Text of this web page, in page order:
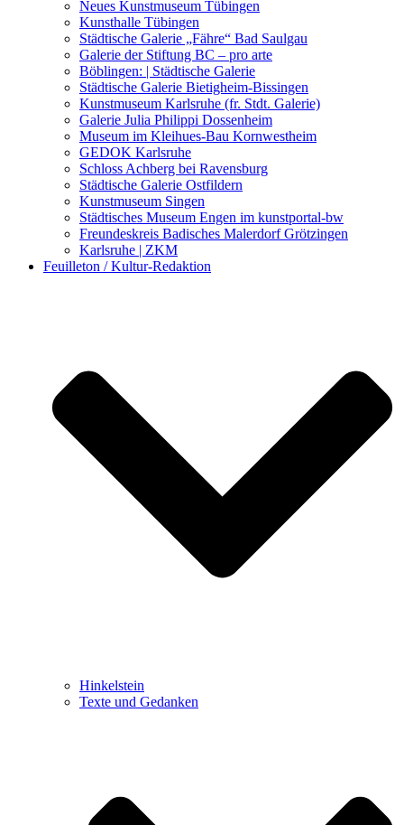
Kunstwettbewerbe, Ausschreibungen für Künstler
Neues Kunstmuseum Tübingen
Kunsthalle Tübingen
Städtische Galerie „Fähre“ Bad Saulgau
Galerie der Stiftung BC – pro arte
Böblingen: | Städtische Galerie
Städtische Galerie Bietigheim-Bissingen
Kunstmuseum Karlsruhe (fr. Stdt. Galerie)
Galerie Julia Philippi Dossenheim
Museum im Kleihues-Bau Kornwestheim
GEDOK Karlsruhe
Schloss Achberg bei Ravensburg
Städtische Galerie Ostfildern
Kunstmuseum Singen
Städtisches Museum Engen im kunstportal-bw
Freundeskreis Badisches Malerdorf Grötzingen
Karlsruhe | ZKM
Feuilleton / Kultur-Redaktion
Hinkelstein
Texte und Gedanken